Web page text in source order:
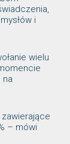
i
wielu
na
– mówi